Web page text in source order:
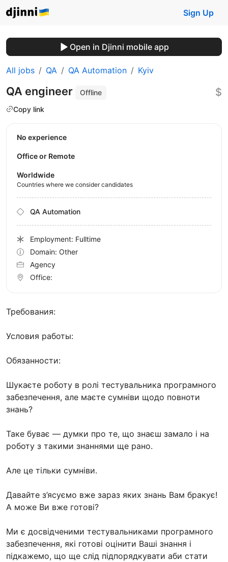
Sign Up
Open in Djinni mobile app
All jobs QA QA Automation Kyiv
QA engineer
Offline
Copy link
$
Требования:
Условия работы:
Обязанности:
Шукаєте роботу в ролі тестувальника програмного
забезпечення, але маєте сумніви щодо повноти
знань?
Таке буває — думки про те, що знаєш замало і на
роботу з такими знаннями ще рано.
Але це тільки сумніви.
Давайте з’ясуємо вже зараз яких знань Вам бракує!
А може Ви вже готові?
Ми є досвідченими тестувальниками програмного
забезпечення, які готові оцінити Ваші знання і
підкажемо, що ще слід підпорядкувати аби стати
No experience
Office or Remote
Worldwide
Countries where we consider candidates
QA Automation
Employment: Fulltime
Domain: Other
Agency
Office: